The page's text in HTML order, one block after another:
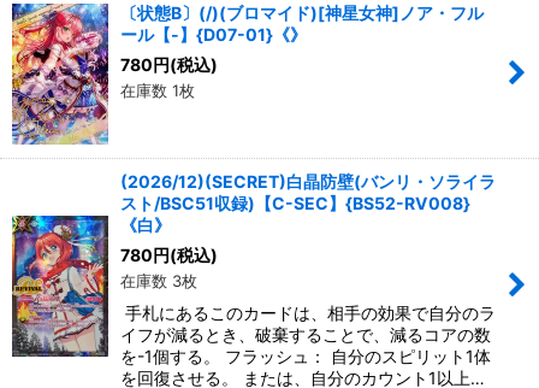
〔状態B〕(/)(ブロマイド)[神星女神]ノア・フル
ール【-】{D07-01}《》
780円(税込)
在庫数 1枚
(2026/12)(SECRET)白晶防壁(バンリ・ソライラ
スト/BSC51収録)【C-SEC】{BS52-RV008}
《白》
780円(税込)
在庫数 3枚
手札にあるこのカードは、相手の効果で自分のラ
イフが減るとき、破棄することで、減るコアの数
を-1個する。 フラッシュ： 自分のスピリット1体
を回復させる。 または、自分のカウント1以上…